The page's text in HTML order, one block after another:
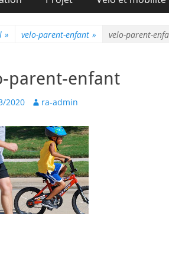
» velo-parent-enfant » velo-parent-
parent-enfant
2020 Author
ra-admin